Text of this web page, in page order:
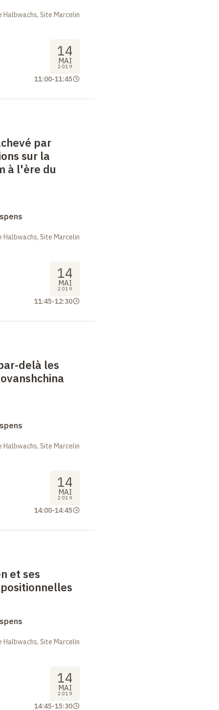
Site Marcelin
14
MAI
2019
11:00-11:45
par
sur la
à l'ère du
Site Marcelin
14
MAI
2019
11:45-12:30
delà les
Site Marcelin
14
MAI
2019
14:00-14:45
et ses
Site Marcelin
14
MAI
2019
14:45-15:30